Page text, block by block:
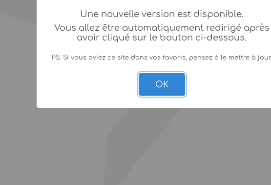
Une nouvelle version est disponible.
Vous allez être automatiquement redirigé après
avoir cliqué sur le bouton ci-dessous.
PS: Si vous aviez ce site dans vos favoris, pensez à le mettre à
OK